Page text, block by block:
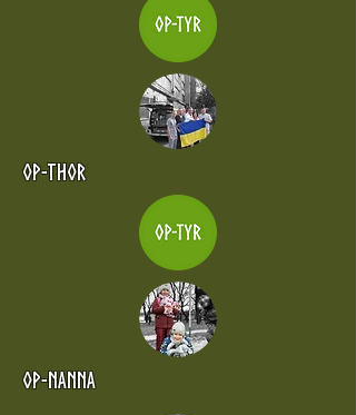
Op-thor
Op-nanna